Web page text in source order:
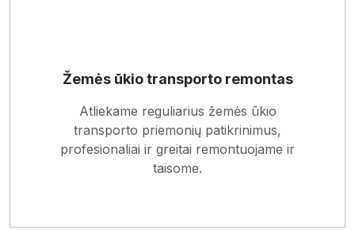
Žemės ūkio transporto remontas
Atliekame reguliarius žemės ūkio
transporto priemonių patikrinimus,
profesionaliai ir greitai remontuojame ir
taisome.
Skaityti apie paslaugą